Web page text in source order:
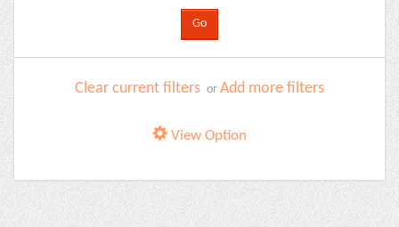
Clear current filters or Add more filters
View Option